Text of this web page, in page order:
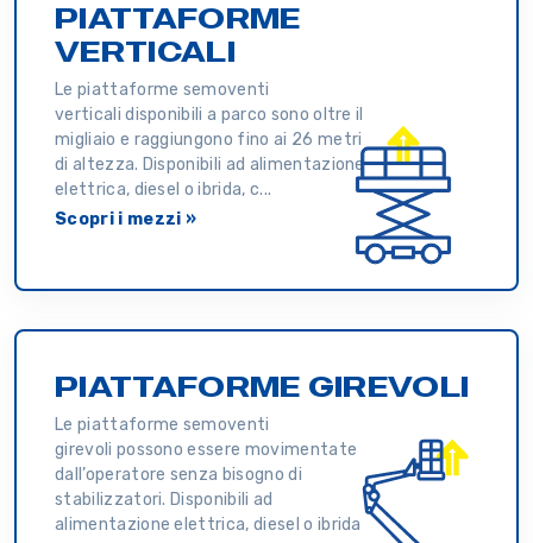
PIATTAFORME
VERTICALI
Le piattaforme semoventi
verticali disponibili a parco sono oltre il
migliaio e raggiungono fino ai 26 metri
di altezza. Disponibili ad alimentazione
elettrica, diesel o ibrida, c...
Scopri i mezzi »
PIATTAFORME GIREVOLI
Le piattaforme semoventi
girevoli possono essere movimentate
dall’operatore senza bisogno di
stabilizzatori. Disponibili ad
alimentazione elettrica, diesel o ibrida